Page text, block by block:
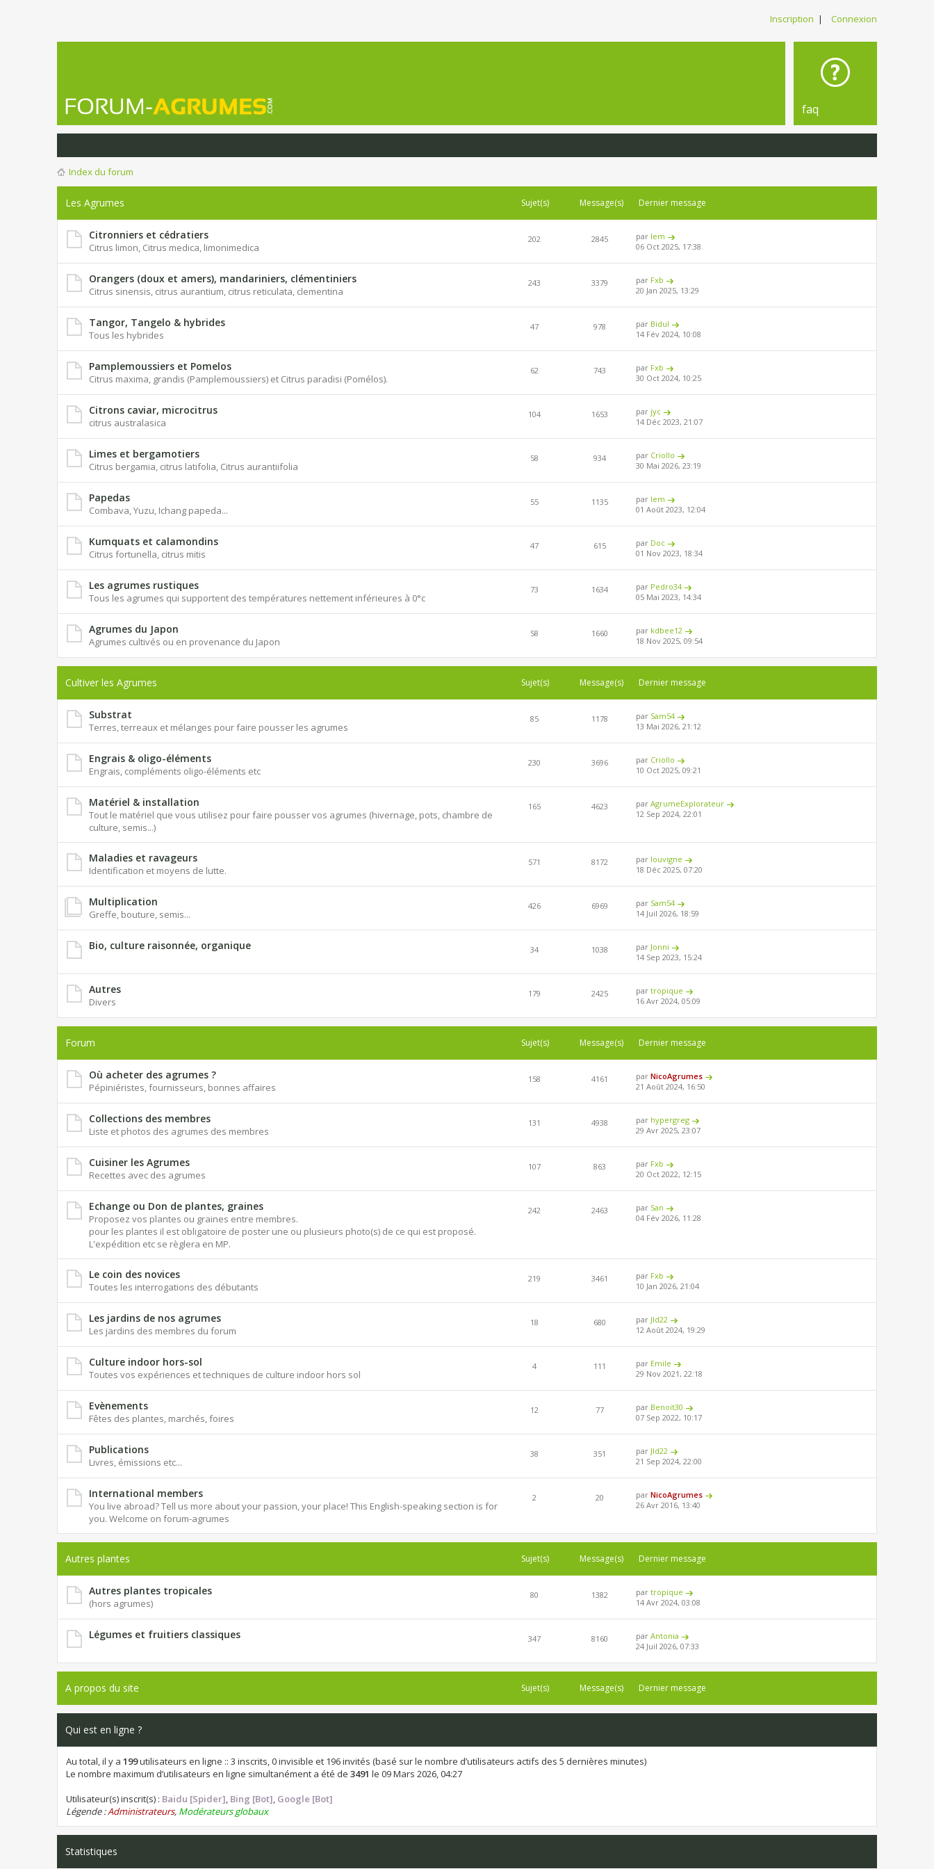
Inscription | Connexion
faq
Index du forum
Les Agrumes Sujet(s) Message(s) Dernier message
Citronniers et cédratiers
Citrus limon, Citrus medica, limonimedica
202 2845 par lem
06 Oct 2025, 17:38
Orangers (doux et amers), mandariniers, clémentiniers
Citrus sinensis, citrus aurantium, citrus reticulata, clementina
243 3379 par Fxb
20 Jan 2025, 13:29
Tangor, Tangelo & hybrides
Tous les hybrides
47 978 par Bidul
14 Fév 2024, 10:08
Pamplemoussiers et Pomelos
Citrus maxima, grandis (Pamplemoussiers) et Citrus paradisi (Pomélos).
62 743 par Fxb
30 Oct 2024, 10:25
Citrons caviar, microcitrus
citrus australasica
104 1653 par jyc
14 Déc 2023, 21:07
Limes et bergamotiers
Citrus bergamia, citrus latifolia, Citrus aurantiifolia
58 934 par Criollo
30 Mai 2026, 23:19
Papedas
Combava, Yuzu, Ichang papeda...
55 1135 par lem
01 Août 2023, 12:04
Kumquats et calamondins
Citrus fortunella, citrus mitis
47 615 par Doc
01 Nov 2023, 18:34
Les agrumes rustiques
Tous les agrumes qui supportent des températures nettement inférieures à 0°c
73 1634 par Pedro34
05 Mai 2023, 14:34
Agrumes du Japon
Agrumes cultivés ou en provenance du Japon
58 1660 par kdbee12
18 Nov 2025, 09:54
Cultiver les Agrumes Sujet(s) Message(s) Dernier message
Substrat
Terres, terreaux et mélanges pour faire pousser les agrumes
85 1178 par Sam54
13 Mai 2026, 21:12
Engrais & oligo-éléments
Engrais, compléments oligo-éléments etc
230 3696 par Criollo
10 Oct 2025, 09:21
Matériel & installation
Tout le matériel que vous utilisez pour faire pousser vos agrumes (hivernage, pots, chambre de
culture, semis...)
165 4623 parAgrumeExplorateur
12 Sep 2024, 22:01
Maladies et ravageurs
Identification et moyens de lutte.
571 8172 par louvigne
18 Déc 2025, 07:20
Multiplication
Greffe, bouture, semis...
426 6969 par Sam54
14 Juil 2026, 18:59
Bio, culture raisonnée, organique 34 1038 par Jonni
14 Sep 2023, 15:24
Autres
Divers
179 2425 partropique
16 Avr 2024, 05:09
Forum Sujet(s) Message(s) Dernier message
Où acheter des agrumes ?
Pépiniéristes, fournisseurs, bonnes affaires
158 4161 parNicoAgrumes
21 Août 2024, 16:50
Collections des membres
Liste et photos des agrumes des membres
131 4938 par hypergreg
29 Avr 2025, 23:07
Cuisiner les Agrumes
Recettes avec des agrumes
107 863 par Fxb
20 Oct 2022, 12:15
Echange ou Don de plantes, graines
Proposez vos plantes ou graines entre membres.
pour les plantes il est obligatoire de poster une ou plusieurs photo(s) de ce qui est proposé.
L'expédition etc se règlera en MP.
242 2463 par San
04 Fév 2026, 11:28
Le coin des novices
Toutes les interrogations des débutants
219 3461 par Fxb
10 Jan 2026, 21:04
Les jardins de nos agrumes
Les jardins des membres du forum
18 680 par Jld22
12 Août 2024, 19:29
Culture indoor hors-sol
Toutes vos expériences et techniques de culture indoor hors sol
4 111 par Emile
29 Nov 2021, 22:18
Evènements
Fêtes des plantes, marchés, foires
12 77 par Benoit30
07 Sep 2022, 10:17
Publications
Livres, émissions etc...
38 351 par Jld22
21 Sep 2024, 22:00
International members
You live abroad? Tell us more about your passion, your place! This English-speaking section is for
you. Welcome on forum-agrumes
2 20 parNicoAgrumes
26 Avr 2016, 13:40
Autres plantes Sujet(s) Message(s) Dernier message
Autres plantes tropicales
(hors agrumes)
80 1382 partropique
14 Avr 2024, 03:08
Légumes et fruitiers classiques 347 8160 parAntonia
24 Juil 2026, 07:33
A propos du site Sujet(s) Message(s) Dernier message
Qui est en ligne ?
Au total, il y a 199utilisateurs en ligne :: 3 inscrits, 0 invisible et 196 invités (basé sur le nombre d’utilisateurs actifs des 5 dernières minutes)
Le nombre maximum d’utilisateurs en ligne simultanément a été de 3491 le 09 Mars 2026, 04:27
Utilisateur(s) inscrit(s) : Baidu [Spider], Bing [Bot], Google [Bot]
Légende :Administrateurs, Modérateurs globaux
Statistiques